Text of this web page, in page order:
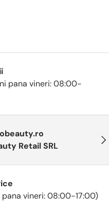
pana vineri: 08:00-
Retail SRL
vineri: 08:00-17:00)